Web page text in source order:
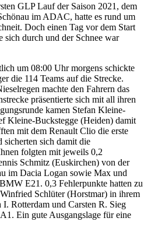
GLP Lauf der Saison 2021, dem
im ADAC, hatte es rund um
Doch einen Tag vor dem Start
sich durch und der Schnee war
um 08:00 Uhr morgens schickte
die 114 Teams auf die Strecke.
machte den Fahrern das
präsentierte sich mit all ihren
kamen Stefan Kleine-
Kleine-Buckstegge (Heiden) damit
mit dem Renault Clio die erste
sicherten sich damit die
folgten mit jeweils 0,2
Schmitz (Euskirchen) von der
im Dacia Logan sowie Max und
E21. 0,3 Fehlerpunkte hatten zu
Schlüter (Horstmar) in ihrem
Rotterdam und Carsten R. Sieg
Ein gute Ausgangslage für eine